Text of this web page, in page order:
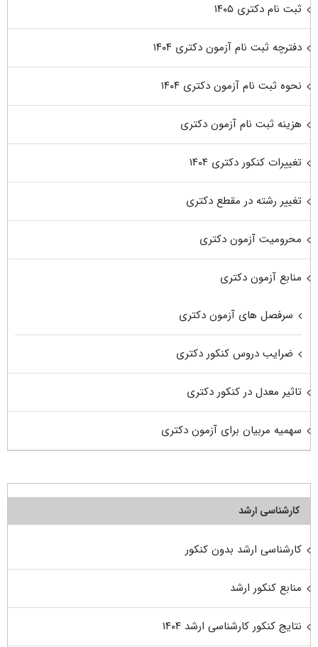
ثبت نام دکتری ۱۴۰۵
دفترچه ثبت نام آزمون دکتری ۱۴۰۴
نحوه ثبت نام آزمون دکتری ۱۴۰۴
هزینه ثبت نام آزمون دکتری
تغییرات کنکور دکتری ۱۴۰۴
تغییر رشته در مقطع دکتری
محرومیت آزمون دکتری
منابع آزمون دکتری
سرفصل های آزمون دکتری
ضرایب دروس کنکور دکتری
تاثیر معدل در کنکور دکتری
سهمیه مربیان برای آزمون دکتری
کارشناسی ارشد
کارشناسی ارشد بدون کنکور
منابع کنکور ارشد
نتایج کنکور کارشناسی ارشد ۱۴۰۴